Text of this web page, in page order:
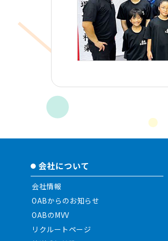
会社について
会社情報
OABからのお知らせ
OABのMVV
リクルートページ